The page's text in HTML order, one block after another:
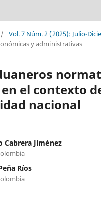
/ Vol. 7 Núm. 2 (2025): Julio-
y administrativas
el contexto
nacional
Cabrera Jiménez
Ríos